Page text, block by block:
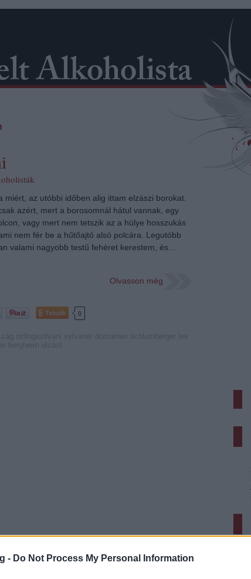
- Do Not Process My Personal Information
miért, az utóbbi időben alig ittam elzászi borokat.
azért, mert a borosomnál hátul vannak, egy
vagy mert nem tetszik az a hülye hosszukás
nem fér be a hűtőajtó alsó polcára. Legutóbb
valami nagyobb testű fehéret kerestem, és…
Olvasson még
Tetszik 0